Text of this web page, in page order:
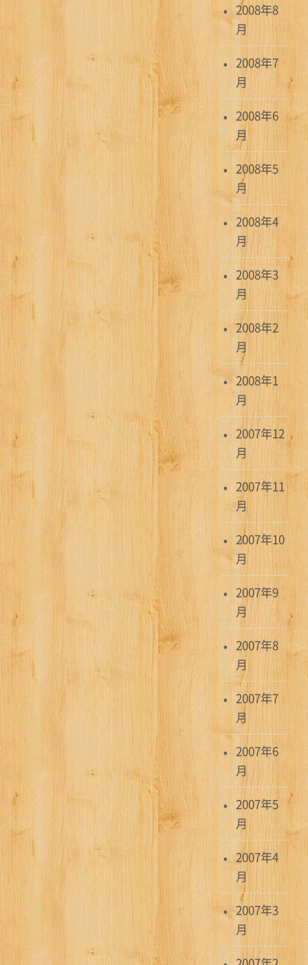
2008年8
月
2008年7
月
2008年6
月
2008年5
月
2008年4
月
2008年3
月
2008年2
月
2008年1
月
2007年12
月
2007年11
月
2007年10
月
2007年9
月
2007年8
月
2007年7
月
2007年6
月
2007年5
月
2007年4
月
2007年3
月